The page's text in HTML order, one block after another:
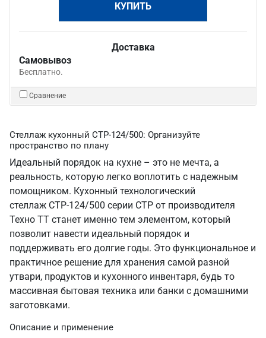
КУПИТЬ
Доставка
Самовывоз
Бесплатно.
Сравнение
Стеллаж кухонный СТР-124/500: Организуйте
пространство по плану
Идеальный порядок на кухне – это не мечта, а
реальность, которую легко воплотить с надежным
помощником. Кухонный технологический
стеллаж СТР-124/500 серии СТР от производителя
Техно ТТ станет именно тем элементом, который
позволит навести идеальный порядок и
поддерживать его долгие годы. Это функциональное и
практичное решение для хранения самой разной
утвари, продуктов и кухонного инвентаря, будь то
массивная бытовая техника или банки с домашними
заготовками.
Описание и применение